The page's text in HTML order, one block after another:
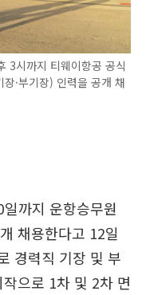
3시까지 티웨이항공 공식
·부기장) 인력을 공개 채
까지 운항승무원
채용한다고 12일
경력직 기장 및 부
으로 1차 및 2차 면